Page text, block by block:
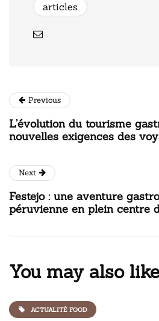
articles
Previous
L’évolution du tourisme
nouvelles exigences des
Next
Festejo : une aventure
péruvienne en plein centre
You may also like
ACTUALITÉ FOOD